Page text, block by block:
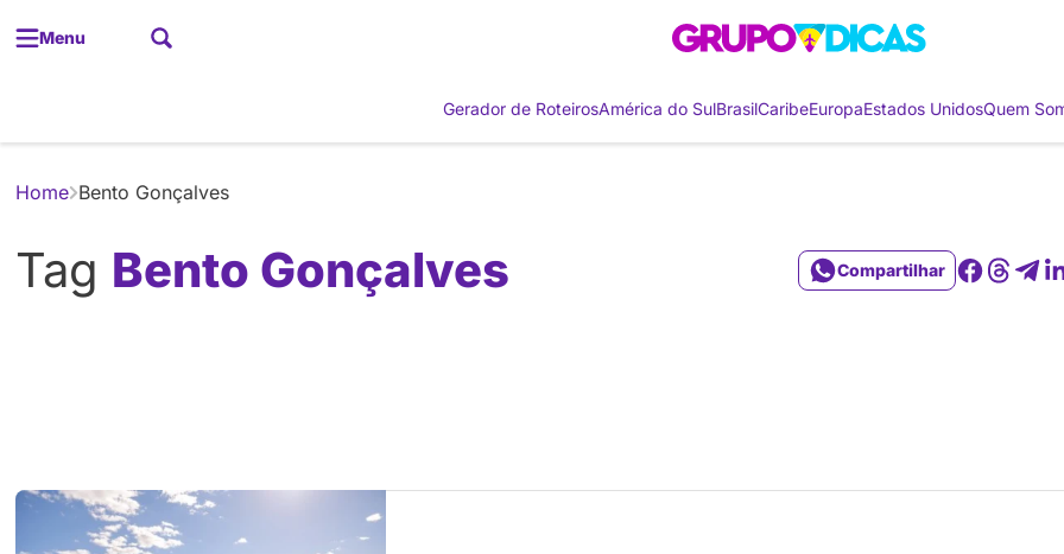
Menu
Gerador de RoteirosAmérica do SulBrasilCaribeEuropaEstados UnidosQuem
Home Bento Gonçalves
Tag Bento Gonçalves Compartilhar